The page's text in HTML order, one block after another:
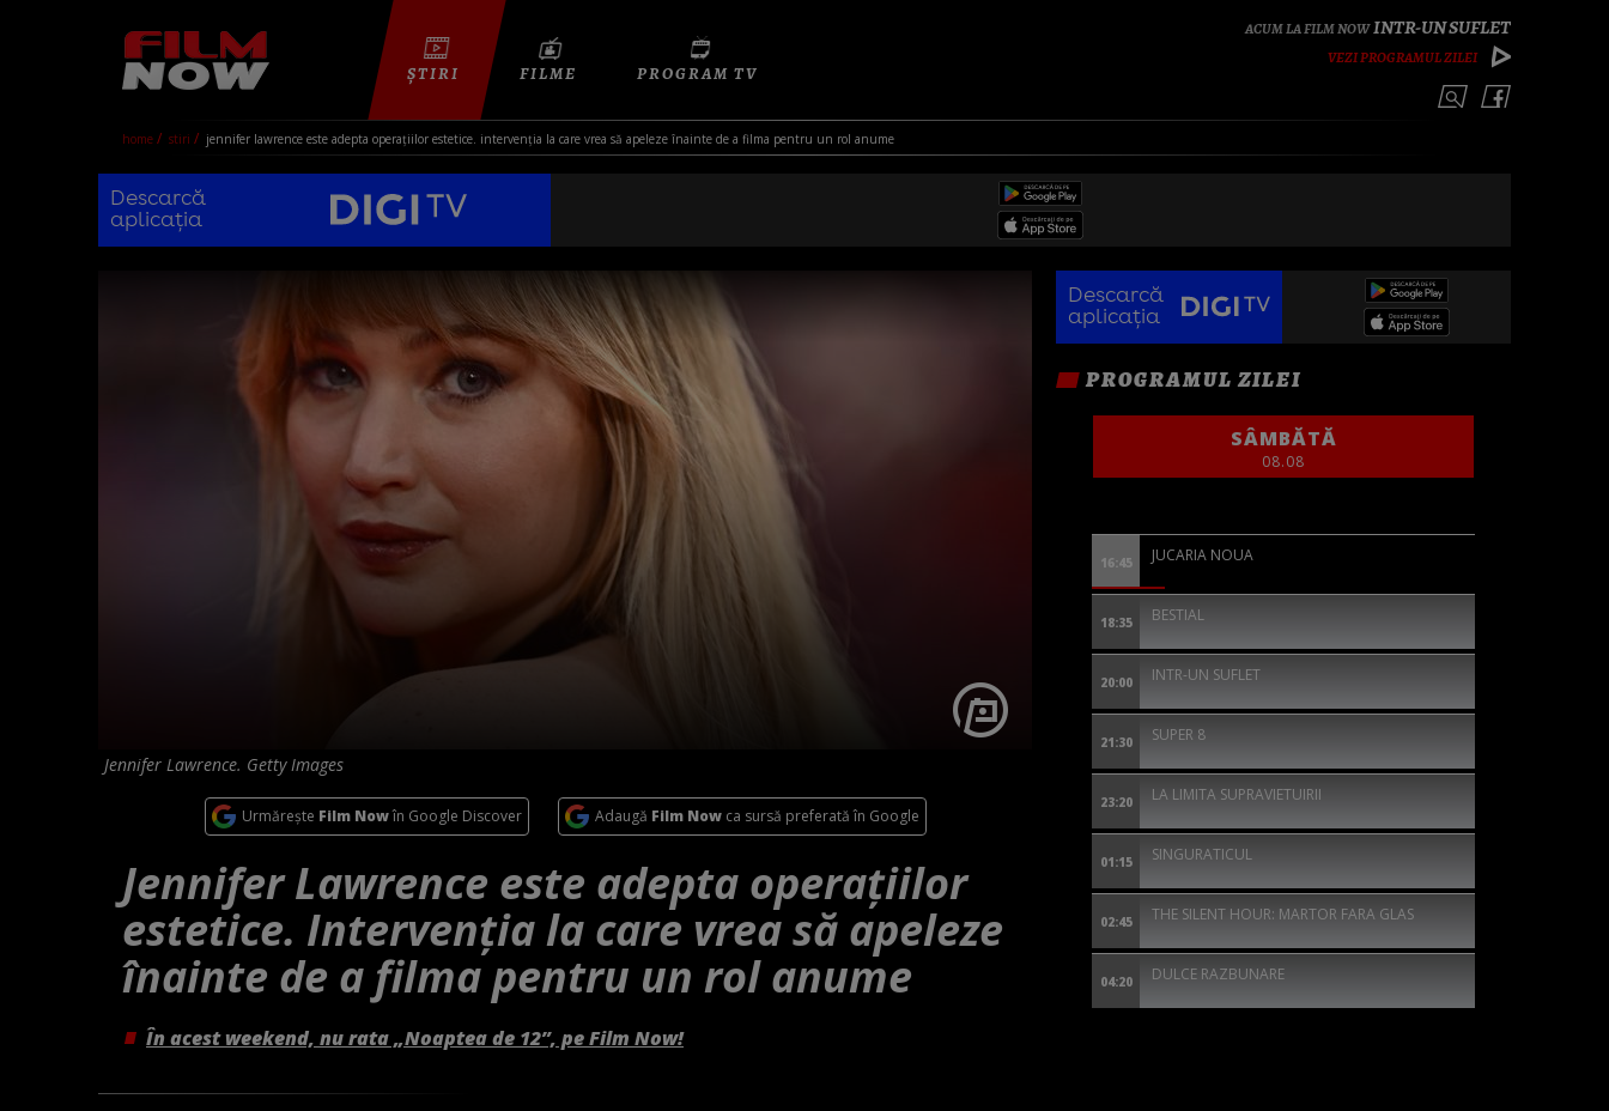
INTR-UN SUFLET
VEZI PROGRAMUL ZILEI
ȘTIRI FILME PROGRAM TV
home stiri jennifer lawrence este adepta operațiilor estetice. intervenția la care vrea să apeleze înainte de a filma pentru un rol anume
Descarcă
aplicația
Jennifer Lawrence. Getty Images
Urmărește Film Nowîn Google Discover Adaugă Film Nowca sursă preferată în Google
Jennifer Lawrence este adepta operațiilor
estetice. Intervenția la care vrea să apeleze
înainte de a filma pentru un rol anume
În acest weekend, nu rata „Noaptea de 12”, pe Film Now!
Descarcă
aplicația
PROGRAMUL ZILEI
SÂMBĂTĂ
08.08
16:45 JUCARIA NOUA
18:35 BESTIAL
20:00 INTR-UN SUFLET
21:30 SUPER 8
23:20 LA LIMITA SUPRAVIETUIRII
01:15 SINGURATICUL
02:45 THE SILENT HOUR: MARTOR FARA GLAS
04:20 DULCE RAZBUNARE